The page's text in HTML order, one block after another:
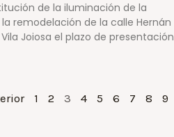
de la iluminación de la
remodelación de la calle Hernán
Joiosa el plazo de presentación
1 2 3 4 5 6 7 8 9